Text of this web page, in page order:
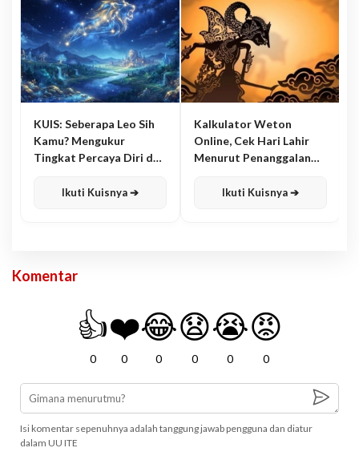
KUIS: Seberapa Leo Sih
Kamu? Mengukur
Tingkat Percaya Diri dan
Ikuti Kuisnya ➔
Kalkulator Weton
Online, Cek Hari Lahir
Menurut Penanggalan
Ikuti Kuisnya ➔
Komentar
👍
0
❤️
0
😂
0
😧
0
😭
0
😡
0
Isi komentar sepenuhnya adalah tanggung jawab pengguna dan diatur
dalam UU ITE